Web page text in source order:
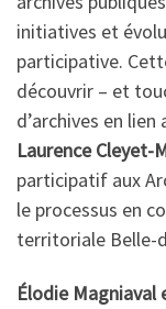
initiatives et
participative.
découvrir – et
d’archives en
Laurence Cleyet-
participatif aux
le processus en
territoriale Belle-
Élodie Magniaval